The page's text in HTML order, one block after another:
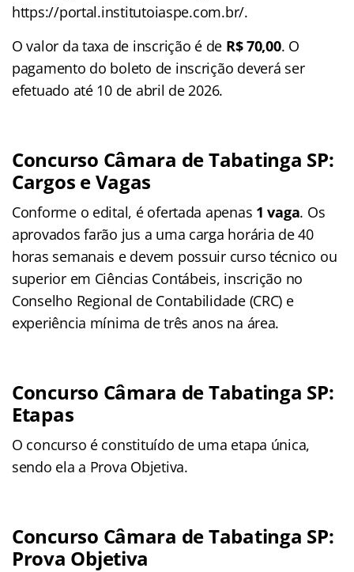
https://portal.institutoiaspe.com.br/.
O valor da taxa de inscrição é de R$ 70,00. O
pagamento do boleto de inscrição deverá ser
efetuado até 10 de abril de 2026.
Concurso Câmara de Tabatinga SP:
Cargos e Vagas
Conforme o edital, é ofertada apenas 1 vaga. Os
aprovados farão jus a uma carga horária de 40
horas semanais e devem possuir curso técnico ou
superior em Ciências Contábeis, inscrição no
Conselho Regional de Contabilidade (CRC) e
experiência mínima de três anos na área.
Concurso Câmara de Tabatinga SP:
Etapas
O concurso é constituído de uma etapa única,
sendo ela a Prova Objetiva.
Concurso Câmara de Tabatinga SP:
Prova Objetiva